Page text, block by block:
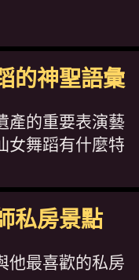
的神聖語彙
產的重要表演藝
女舞蹈有什麼特
私房景點
他最喜歡的私房